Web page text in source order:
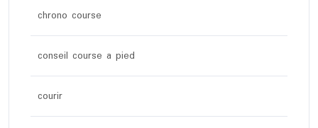
chrono course
conseil course a pied
courir